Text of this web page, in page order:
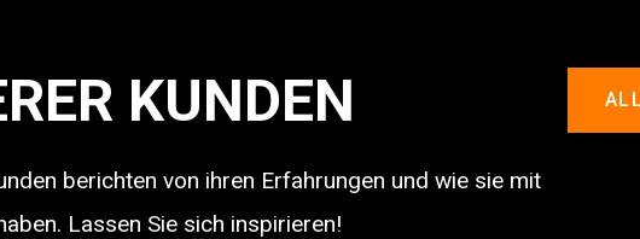
KUNDEN
berichten von ihren Erfahrungen und wie sie mit
Lassen Sie sich inspirieren!